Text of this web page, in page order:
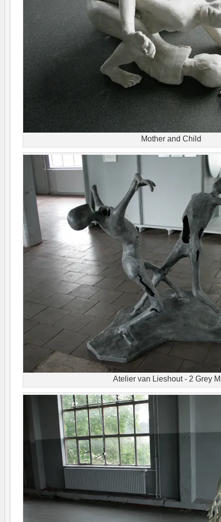
Mother and Child
Atelier van Lieshout - 2 Grey